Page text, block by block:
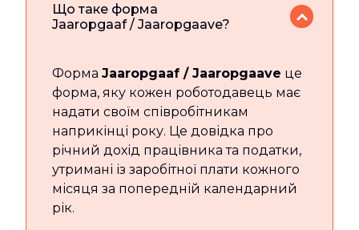
Що таке форма
Jaaropgaaf / Jaaropgaave?
Форма Jaaropgaaf / Jaaropgaave це
форма, яку кожен роботодавець має
надати своїм співробітникам
наприкінці року. Це довідка про
річний дохід працівника та податки,
утримані із заробітної плати кожного
місяця за попередній календарний
рік.